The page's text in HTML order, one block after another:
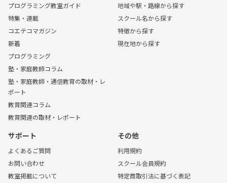
プログラミング教室ガイド
特集・連載
コエテコマガジン
新着
プログラミング
塾・家庭教師コラム
塾・家庭教師・通信教育の取材・レ
ポート
教育関連コラム
教育関連の取材・レポート
地域や駅・路線から探す
スクール名から探す
特徴から探す
現在地から探す
サポート
よくあるご質問
お問い合わせ
教室掲載について
その他
利用規約
スクール会員規約
特定商取引法に基づく表記